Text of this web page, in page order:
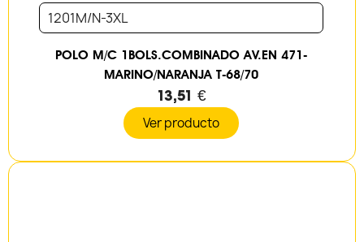
1201M/N-3XL
POLO M/C 1BOLS.COMBINADO AV.EN 471-
MARINO/NARANJA T-68/70
13,51 €
Ver producto